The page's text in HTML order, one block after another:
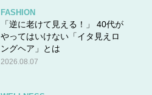
FASHION
「逆に老けて見える！」 40代が
やってはいけない「イタ見えロ
ングヘア」とは
2026.08.07